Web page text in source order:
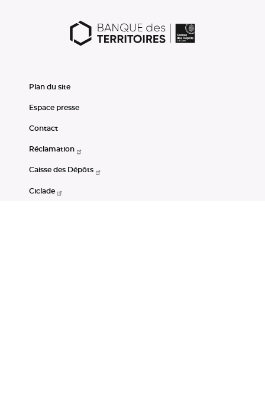
Plan du site
Espace presse
Contact
Réclamation
Caisse des Dépôts
Ciclade